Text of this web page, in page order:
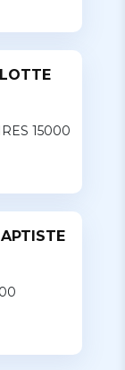
15000